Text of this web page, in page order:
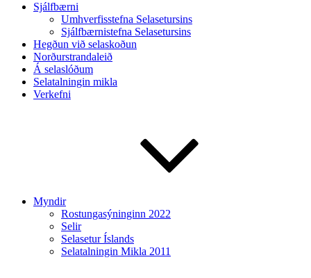
Sjálfbærni
Umhverfisstefna Selasetursins
Sjálfbærnistefna Selasetursins
Hegðun við selaskoðun
Norðurstrandaleið
Á selaslóðum
Selatalningin mikla
Verkefni
Myndir
Rostungasýninginn 2022
Selir
Selasetur Íslands
Selatalningin Mikla 2011